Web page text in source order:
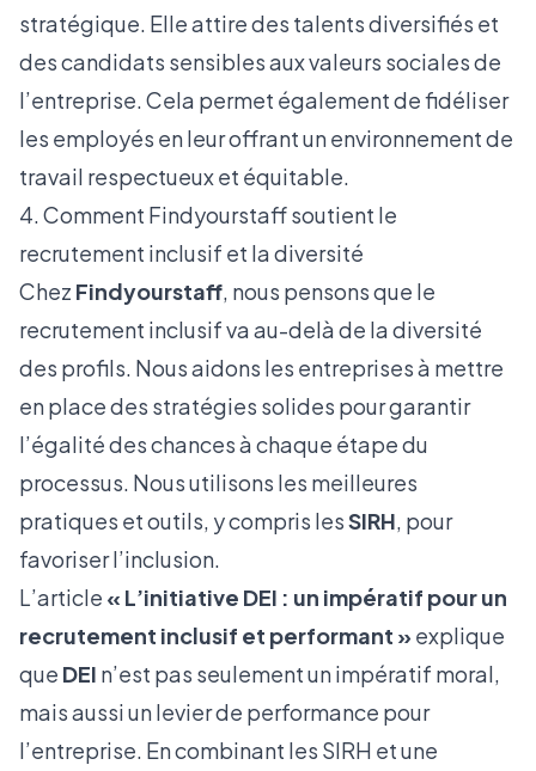
stratégique. Elle attire des talents diversifiés et
des candidats sensibles aux valeurs sociales de
l’entreprise. Cela permet également de fidéliser
les employés en leur offrant un environnement de
travail respectueux et équitable.
4. Comment Findyourstaff soutient le
recrutement inclusif et la diversité
Chez Findyourstaff, nous pensons que le
recrutement inclusif va au-delà de la diversité
des profils. Nous aidons les entreprises à mettre
en place des stratégies solides pour garantir
l’égalité des chances à chaque étape du
processus. Nous utilisons les meilleures
pratiques et outils, y compris lesSIRH, pour
favoriser l’inclusion.
L’article « L’initiative DEI : un impératif pour un
recrutement inclusif et performant »explique
que DEI n’est pas seulement un impératif moral,
mais aussi un levier de performance pour
l’entreprise. En combinant les SIRH et une